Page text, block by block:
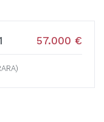
57.000 €